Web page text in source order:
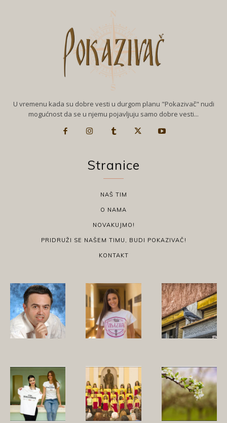
U vremenu kada su dobre vesti u durgom planu "Pokazivač" nudi
mogućnost da se u njemu pojavljuju samo dobre vesti...
Stranice
NAŠ TIM
O NAMA
NOVAKUJMO!
PRIDRUŽI SE NAŠEM TIMU, BUDI POKAZIVAČ!
KONTAKT